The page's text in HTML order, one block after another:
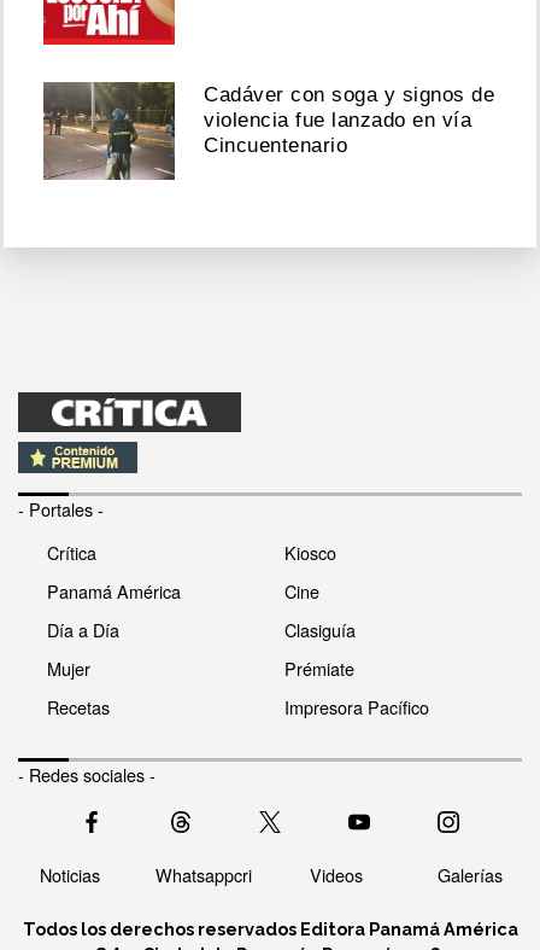
Cadáver con soga y signos de
violencia fue lanzado en vía
Cincuentenario
- Portales -
Crítica
Panamá América
Día a Día
Mujer
Recetas
Kiosco
Cine
Clasiguía
Prémiate
Impresora Pacífico
- Redes sociales -
Noticias Whatsappcri Videos Galerías
Todos los derechos reservados Editora Panamá América